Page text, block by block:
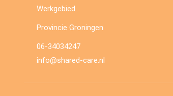
Werkgebied
Provincie Groningen
06-34034247
info@shared-care.nl